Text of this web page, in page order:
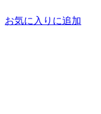
お気に入りに追加